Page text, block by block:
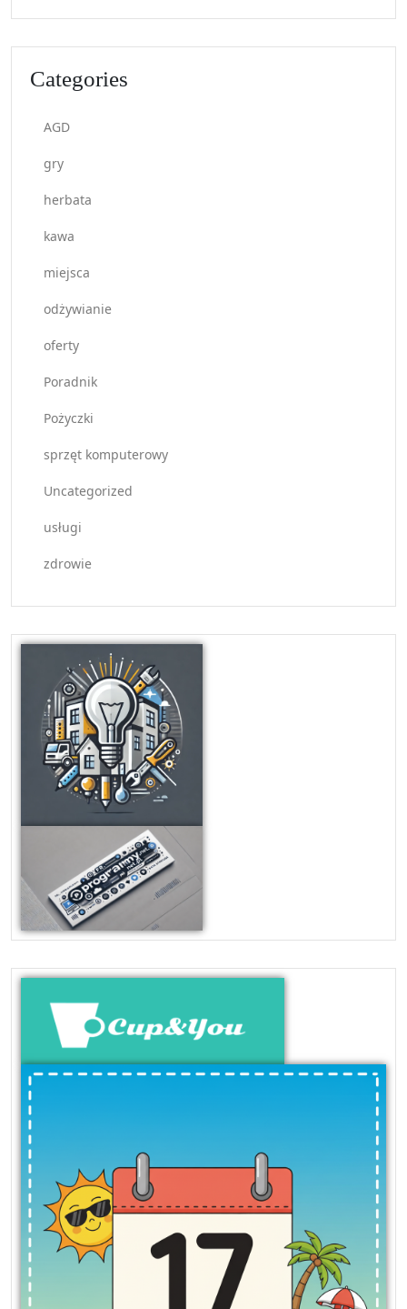
Categories
AGD
gry
herbata
kawa
miejsca
odżywianie
oferty
Poradnik
Pożyczki
sprzęt komputerowy
Uncategorized
usługi
zdrowie